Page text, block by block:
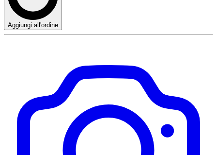
Aggiungi all'ordine